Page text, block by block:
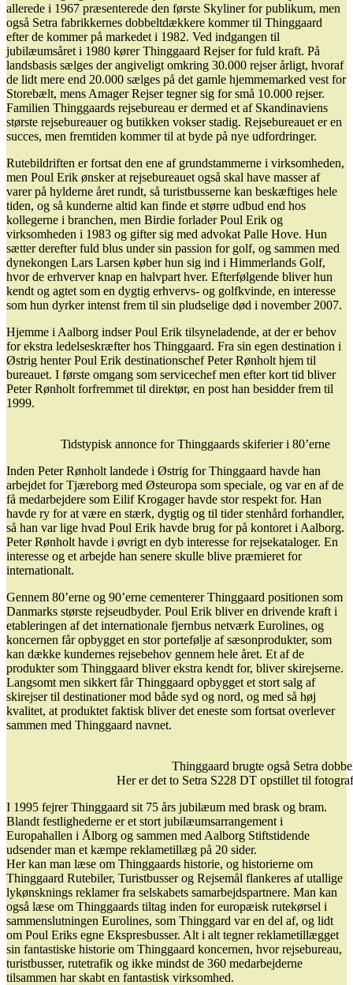
allerede i 1967 præsenterede den første Skyliner for publikum, men
også Setra fabrikkernes dobbeltdækkere kommer til Thinggaard
efter de kommer på markedet i 1982. Ved indgangen til
jubilæumsåret i 1980 kører Thinggaard Rejser for fuld kraft. På
landsbasis sælges der angiveligt omkring 30.000 rejser årligt, hvoraf
de lidt mere end 20.000 sælges på det gamle hjemmemarked vest for
Storebælt, mens Amager Rejser tegner sig for små 10.000 rejser.
Familien Thinggaards rejsebureau er dermed et af Skandinaviens
største rejsebureauer og butikken vokser stadig. Rejsebureauet er en
succes, men fremtiden kommer til at byde på nye udfordringer.
Rutebildriften er fortsat den ene af grundstammerne i virksomheden,
men Poul Erik ønsker at rejsebureauet også skal have masser af
varer på hylderne året rundt, så turistbusserne kan beskæftiges hele
tiden, og så kunderne altid kan finde et større udbud end hos
kollegerne i branchen, men Birdie forlader Poul Erik og
virksomheden i 1983 og gifter sig med advokat Palle Hove. Hun
sætter derefter fuld blus under sin passion for golf, og sammen med
dynekongen Lars Larsen køber hun sig ind i Himmerlands Golf,
hvor de erhverver knap en halvpart hver. Efterfølgende bliver hun
kendt og agtet som en dygtig erhvervs- og golfkvinde, en interesse
som hun dyrker intenst frem til sin pludselige død i november 2007.
Hjemme i Aalborg indser Poul Erik tilsyneladende, at der er behov
for ekstra ledelseskræfter hos Thinggaard. Fra sin egen destination i
Østrig henter Poul Erik destinationschef Peter Rønholt hjem til
bureauet. I første omgang som servicechef men efter kort tid bliver
Peter Rønholt forfremmet til direktør, en post han besidder frem til
1999.
Tidstypisk annonce for Thinggaards skiferier i 80’erne
Inden Peter Rønholt landede i Østrig for Thinggaard havde han
arbejdet for Tjæreborg med Østeuropa som speciale, og var en af de
få medarbejdere som Eilif Krogager havde stor respekt for. Han
havde ry for at være en stærk, dygtig og til tider stenhård forhandler,
så han var lige hvad Poul Erik havde brug for på kontoret i Aalborg.
Peter Rønholt havde i øvrigt en dyb interesse for rejsekataloger. En
interesse og et arbejde han senere skulle blive præmieret for
internationalt.
Gennem 80’erne og 90’erne cementerer Thinggaard positionen som
Danmarks største rejseudbyder. Poul Erik bliver en drivende kraft i
etableringen af det internationale fjernbus netværk Eurolines, og
koncernen får opbygget en stor portefølje af sæsonprodukter, som
kan dække kundernes rejsebehov gennem hele året. Et af de
produkter som Thinggaard bliver ekstra kendt for, bliver skirejserne.
Langsomt men sikkert får Thinggaard opbygget et stort salg af
skirejser til destinationer mod både syd og nord, og med så høj
kvalitet, at produktet faktisk bliver det eneste som fortsat overlever
sammen med Thinggaard navnet.
Thinggaard brugte også Setra
Her er det to Setra S228 DT opstillet til
I 1995 fejrer Thinggaard sit 75 års jubilæum med brask og bram.
Blandt festlighederne er et stort jubilæumsarrangement i
Europahallen i Ålborg og sammen med Aalborg Stiftstidende
udsender man et kæmpe reklametillæg på 20 sider.
Her kan man læse om Thinggaards historie, og historierne om
Thinggaard Rutebiler, Turistbusser og Rejsemål flankeres af utallige
lykønsknings reklamer fra selskabets samarbejdspartnere. Man kan
også læse om Thinggaards tiltag inden for europæisk rutekørsel i
sammenslutningen Eurolines, som Thinggard var en del af, og lidt
om Poul Eriks egne Ekspresbusser. Alt i alt tegner reklametillægget
sin fantastiske historie om Thinggaard koncernen, hvor rejsebureau,
turistbusser, rutetrafik og ikke mindst de 360 medarbejderne
tilsammen har skabt en fantastisk virksomhed.